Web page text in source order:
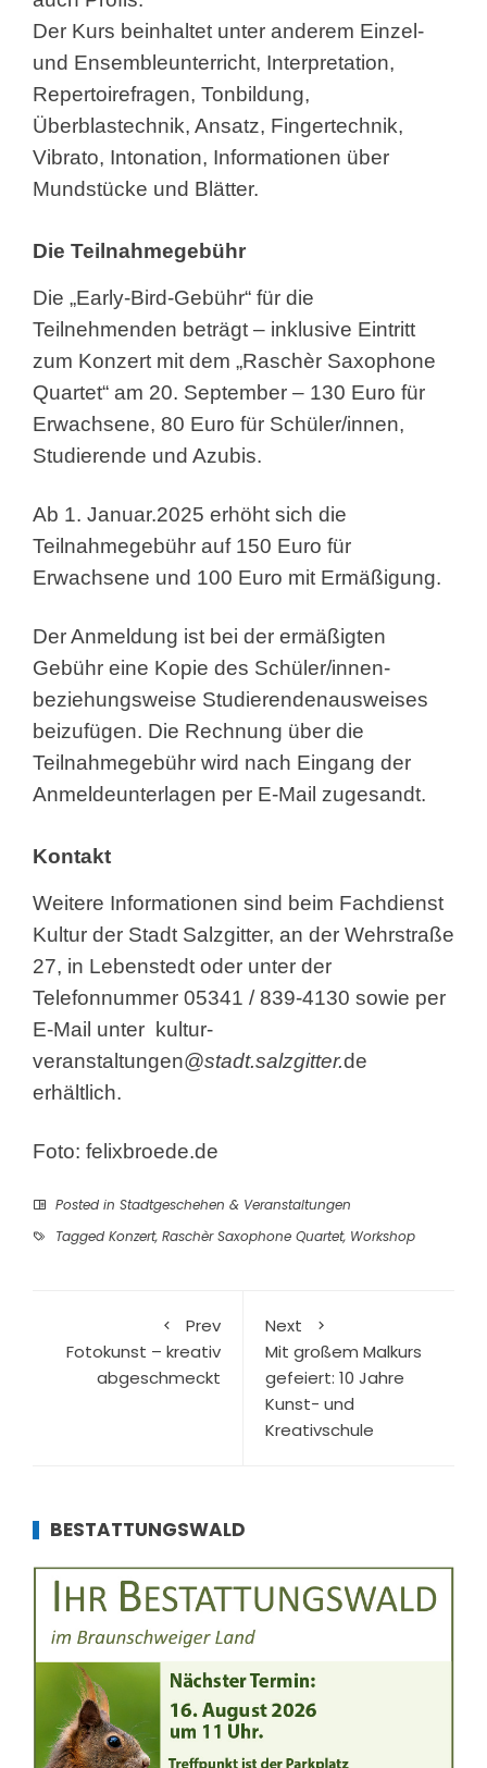
Der Kurs beinhaltet unter anderem Einzel-
und Ensembleunterricht, Interpretation,
Repertoirefragen, Tonbildung,
Überblastechnik, Ansatz, Fingertechnik,
Vibrato, Intonation, Informationen über
Mundstücke und Blätter.
Die Teilnahmegebühr
Die „Early-Bird-Gebühr“ für die
Teilnehmenden beträgt – inklusive Eintritt
zum Konzert mit dem „Raschèr Saxophone
Quartet“ am 20. September – 130 Euro für
Erwachsene, 80 Euro für Schüler/innen,
Studierende und Azubis.
Ab 1. Januar.2025 erhöht sich die
Teilnahmegebühr auf 150 Euro für
Erwachsene und 100 Euro mit Ermäßigung.
Der Anmeldung ist bei der ermäßigten
Gebühr eine Kopie des Schüler/innen-
beziehungsweise Studierendenausweises
beizufügen. Die Rechnung über die
Teilnahmegebühr wird nach Eingang der
Anmeldeunterlagen per E-Mail zugesandt.
Kontakt
Weitere Informationen sind beim Fachdienst
Kultur der Stadt Salzgitter, an der Wehrstraße
27, in Lebenstedt oder unter der
Telefonnummer 05341 / 839-4130 sowie per
E-Mail unter
kultur-
veranstaltungen@stadt.salzgitter.de
erhältlich.
Foto: felixbroede.de
Posted in Stadtgeschehen & Veranstaltungen
Tagged Konzert, Raschèr Saxophone Quartet, Workshop
Prev
Fotokunst – kreativ
abgeschmeckt
Next
Mit großem Malkurs
gefeiert: 10 Jahre
Kunst- und
Kreativschule
BESTATTUNGSWALD